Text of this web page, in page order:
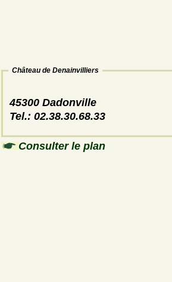
Château de Denainvilliers
45300 Dadonville
Tel.: 02.38.30.68.33
Consulter le plan